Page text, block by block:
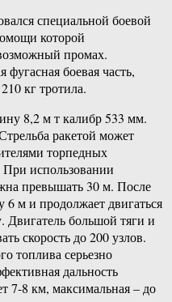
специальной боевой
которой
промах.
боевая часть,
кг тротила.
8,2 м т калибр 533 мм.
ракетой может
торпедных
использовании
превышать 30 м. После
6 м и продолжает двигаться
Двигатель большой тяги и
скорость до 200 узлов.
топлива серьезно
дальность
7-8 км, максимальная – до